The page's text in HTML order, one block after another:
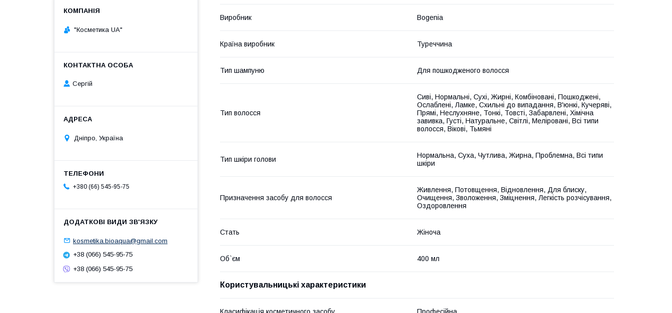
Виробник Bogenia
Країна виробник Туреччина
Тип шампуню Для пошкодженого волосся
Тип волосся
Сиві, Нормальні, Сухі, Жирні, Комбіновані, Пошкоджені,
Ослаблені, Ламке, Схильні до випадання, В'юнкі, Кучеряві,
Прямі, Неслухняне, Тонкі, Товсті, Забарвлені, Хімічна
завивка, Густі, Натуральне, Світлі, Меліровані, Всі типи
волосся, Вікові, Тьмяні
Тип шкіри голови
Нормальна, Суха, Чутлива, Жирна, Проблемна, Всі типи
шкіри
Призначення засобу для волосся
Живлення, Потовщення, Відновлення, Для блиску,
Очищення, Зволоження, Зміцнення, Легкість розчісування,
Оздоровлення
Стать Жіноча
Об`єм 400 мл
Користувальницькі характеристики
Класифікація косметичного засобу Професійна
"Косметика UA"
Сергій
Дніпро, Україна
+380 (66) 545-95-75
kosmetika.bioaqua@gmail.com
+38 (066) 545-95-75
+38 (066) 545-95-75